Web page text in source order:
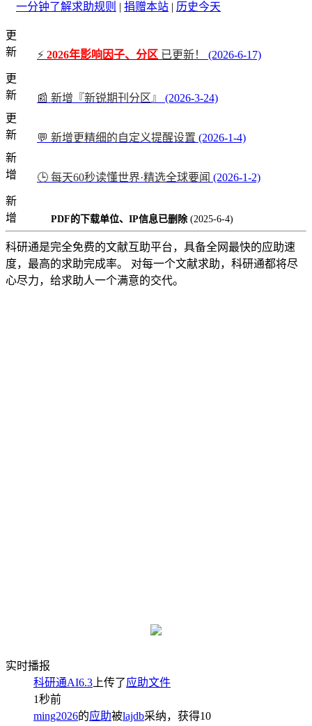
一分钟了解求助规则 | 捐赠本站 | 历史今天
更
新
⚡ 2026年影响因子、分区 已更新！
(2026-6-17)
更
新
📰 新增『新锐期刊分区』
(2026-3-24)
更
新
💬 新增更精细的自定义提醒设置 (2026-1-4)
新
增
🕒 每天60秒读懂世界·精选全球要闻 (2026-1-2)
新
增
PDF的下载单位、IP信息已删除 (2025-6-4)
科研通是完全免费的文献互助平台，具备全网最快的应助速
度，最高的求助完成率。 对每一个文献求助，科研通都将尽
心尽力，给求助人一个满意的交代。
实时播报
科研通AI6.3 上传了应助文件
1秒前
ming2026的应助被lajdb采纳，获得10